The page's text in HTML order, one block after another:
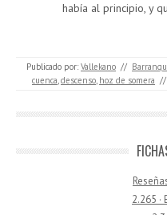
había al principio, y
Publicado por: Vallekano //
cuenca,descenso, hoz de somera //
2.265